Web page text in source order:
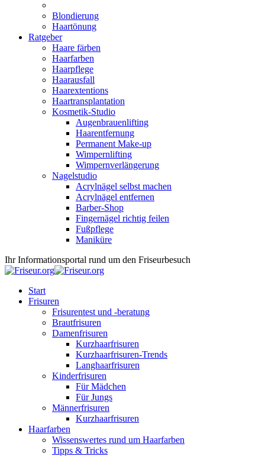
Blondierung
Haartönung
Ratgeber
Haare färben
Haarfarben
Haarpflege
Haarausfall
Haarextentions
Haartransplantation
Kosmetik-Studio
Augenbrauenlifting
Haarentfernung
Permanent Make-up
Wimpernlifting
Wimpernverlängerung
Nagelstudio
Acrylnägel selbst machen
Acrylnägel entfernen
Barber-Shop
Fingernägel richtig feilen
Fußpflege
Maniküre
Ihr Informationsportal rund um den Friseurbesuch
Start
Frisuren
Frisurentest und -beratung
Brautfrisuren
Damenfrisuren
Kurzhaarfrisuren
Kurzhaarfrisuren-Trends
Langhaarfrisuren
Kinderfrisuren
Für Mädchen
Für Jungs
Männerfrisuren
Kurzhaarfrisuren
Haarfarben
Wissenswertes rund um Haarfarben
Tipps & Tricks